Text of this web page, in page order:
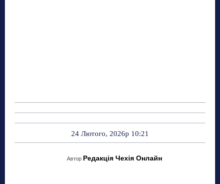
24 Лютого, 2026р 10:21
Автор Редакція Чехія Онлайн